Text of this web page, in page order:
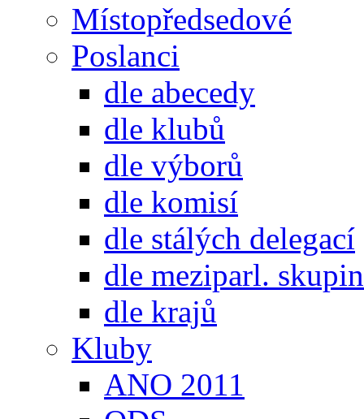
Místopředsedové
Poslanci
dle abecedy
dle klubů
dle výborů
dle komisí
dle stálých delegací
dle meziparl. skupin
dle krajů
Kluby
ANO 2011